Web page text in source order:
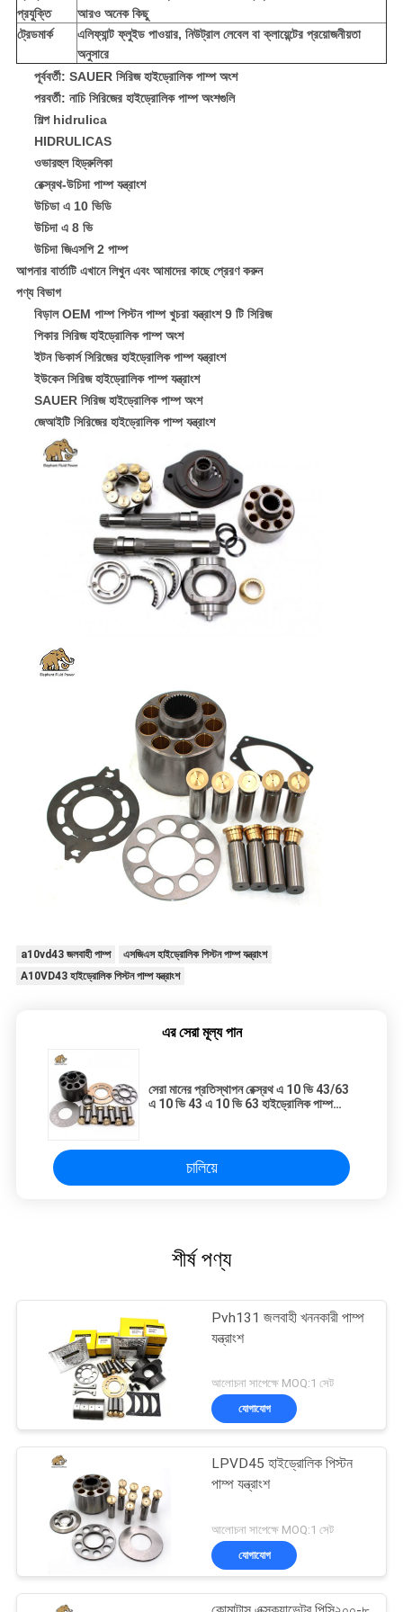
প্রযুক্তি
আরও অনেক কিছু
ট্রেডমার্ক
এলিফ্যান্ট ফ্লুইড পাওয়ার, নিউট্রাল লেবেল বা ক্লায়েন্টের প্রয়োজনীয়তা
অনুসারে
পূর্ববর্তী: SAUER সিরিজ হাইড্রোলিক পাম্প অংশ
পরবর্তী: নাচি সিরিজের হাইড্রোলিক পাম্প অংশগুলি
শিল্প hidrulica
HIDRULICAS
ওভারহুল হিড্রুলিকা
রেক্স্রথ-উচিদা পাম্প যন্ত্রাংশ
উচিডা এ 10 ভিডি
উচিদা এ 8 ভি
উচিদা জিএসপি 2 পাম্প
আপনার বার্তাটি এখানে লিখুন এবং আমাদের কাছে প্রেরণ করুন
পণ্য বিভাগ
বিড়াল OEM পাম্প পিস্টন পাম্প খুচরা যন্ত্রাংশ 9 টি সিরিজ
পিকার সিরিজ হাইড্রোলিক পাম্প অংশ
ইটন ভিকার্স সিরিজের হাইড্রোলিক পাম্প যন্ত্রাংশ
ইউকেন সিরিজ হাইড্রোলিক পাম্প যন্ত্রাংশ
SAUER সিরিজ হাইড্রোলিক পাম্প অংশ
জেআইটি সিরিজের হাইড্রোলিক পাম্প যন্ত্রাংশ
a10vd43 জলবাহী পাম্প
এসজিএস হাইড্রোলিক পিস্টন পাম্প যন্ত্রাংশ
A10VD43 হাইড্রোলিক পিস্টন পাম্প যন্ত্রাংশ
এর সেরা মূল্য পান
সেরা মানের প্রতিস্থাপন রেক্স্রথ এ 10 ভি 43/63
এ 10 ভি 43 এ 10 ভি 63 হাইড্রোলিক পাম্প
চালিয়ে
শীর্ষ পণ্য
Pvh131 জলবাহী খননকারী পাম্প
যন্ত্রাংশ
আলোচনা সাপেক্ষে MOQ:1 সেট
যোগাযোগ
LPVD45 হাইড্রোলিক পিস্টন
পাম্প যন্ত্রাংশ
আলোচনা সাপেক্ষে MOQ:1 সেট
যোগাযোগ